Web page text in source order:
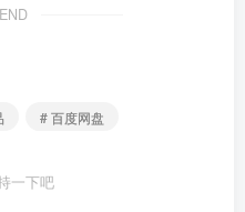
Encoders.mp4 12.62M
-创建编解码器.mp4 12.65M
战-训练.mp4 12.46M
战-测试.mp4 14.15M
试.mp4 20.54M
# 百度网盘
一下吧